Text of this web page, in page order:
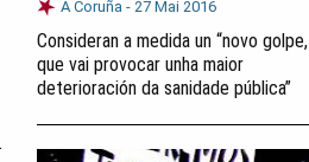
A Coruña - 27 Mai 2016
Consideran a medida un “novo golpe,
que vai provocar unha maior
deterioración da sanidade pública”